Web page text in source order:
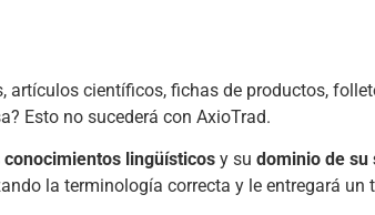
artículos científicos, fichas de productos,
Esto no sucederá con AxioTrad.
conocimientos lingüísticos y su dominio de su
la terminología correcta y le entregará un